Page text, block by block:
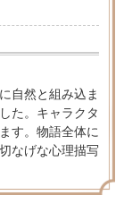
自然と組み込ま
た。キャラクタ
す。物語全体に
なげな心理描写